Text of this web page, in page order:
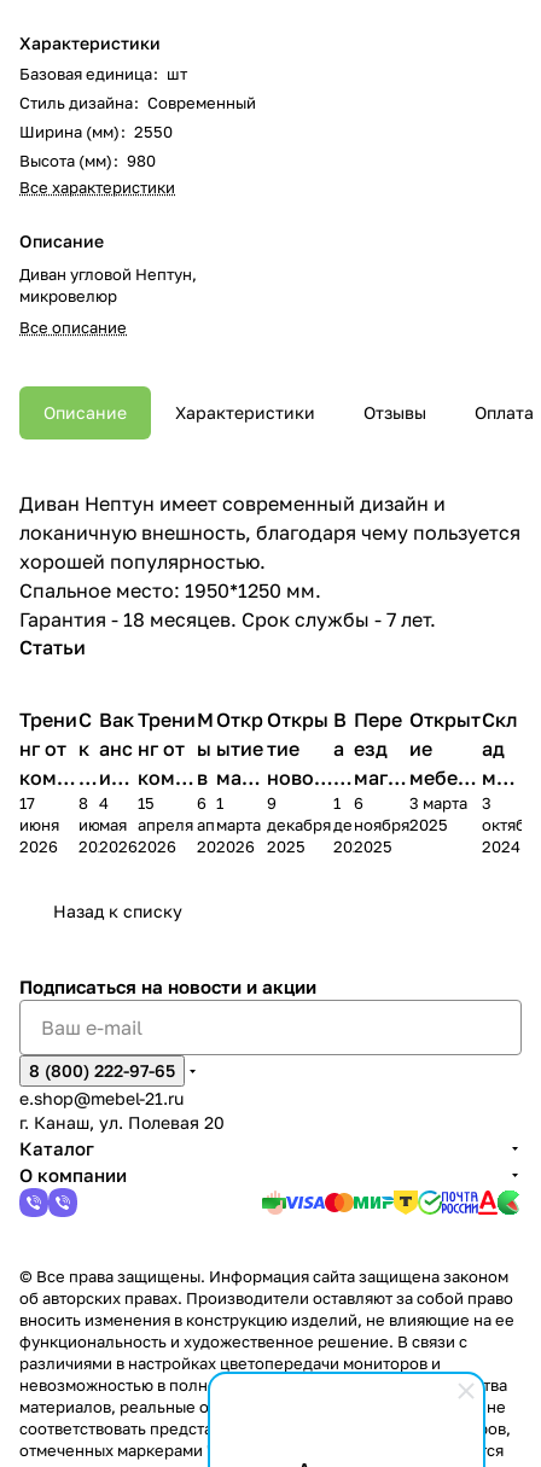
Характеристики
Базовая единица: шт
Стиль дизайна: Современный
Ширина (мм): 2550
Высота (мм): 980
Все характеристики
Описание
Диван угловой Нептун,
микровелюр
Все описание
Описание Характеристики Отзывы Оплата
Диван Нептун имеет современный дизайн и
локаничную внешность, благодаря чему пользуется
хорошей популярностью.
Спальное место: 1950*1250 мм.
Гарантия - 18 месяцев. Срок службы - 7 лет.
Статьи
Трени
нг от
комп
ании
Мело
17
июня
2026
С
к
и
д
к
2
8
июня
2026
Вак
анс
ия в
Чеб
окс
4
мая
2026
Трени
нг от
комп
ании
Мело
15
апреля
2026
М
ы
в
М
А
6
апреля
2026
Откр
ытие
мага
зина
в
1
марта
2026
Откры
тие
новог
о
магаз
9
декабря
2025
В
а
к
а
н
1
декабря
2025
Пере
езд
магаз
ина в
г.
6
ноября
2025
Открыт
ие
мебель
ного
салона
3 марта
2025
Скл
ад
меб
ели
пер
3
2024
Назад к списку
Подписаться на новости и акции
8 (800) 222-97-65
e.shop@mebel-21.ru
г. Канаш, ул. Полевая 20
Каталог
О компании
© Все права защищены. Информация сайта защищена законом
об авторских правах. Производители оставляют за собой право
вносить изменения в конструкцию изделий, не влияющие на ее
функциональность и художественное решение. В связи с
различиями в настройках цветопередачи мониторов и
невозможностью в полной мере передать некоторые свойства
материалов, реальные оттенки и текстуры продукции могут не
соответствовать представленным на сайте. Стоимость товаров,
отмеченных маркерами "Скидка!" и "Акция!" распространяется